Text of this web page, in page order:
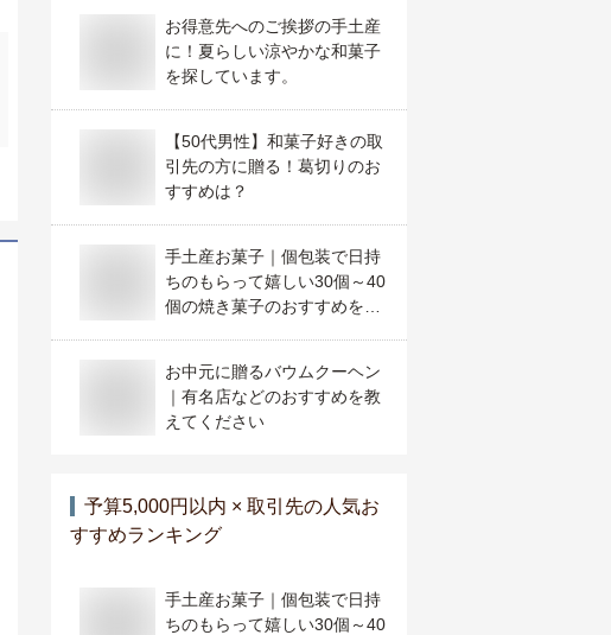
お得意先へのご挨拶の手土産
に！夏らしい涼やかな和菓子
を探しています。
【50代男性】和菓子好きの取
引先の方に贈る！葛切りのお
すすめは？
手土産お菓子｜個包装で日持
ちのもらって嬉しい30個～40
個の焼き菓子のおすすめを教
お中元に贈るバウムクーヘン
｜有名店などのおすすめを教
えてください
予算5,000円以内 × 取引先の人気お
すすめランキング
手土産お菓子｜個包装で日持
ちのもらって嬉しい30個～40